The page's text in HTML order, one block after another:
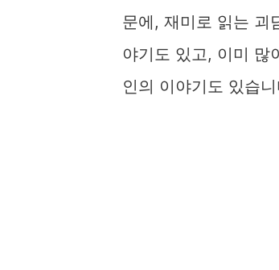
문에, 재미로 읽는 괴
야기도 있고, 이미 많
인의 이야기도 있습